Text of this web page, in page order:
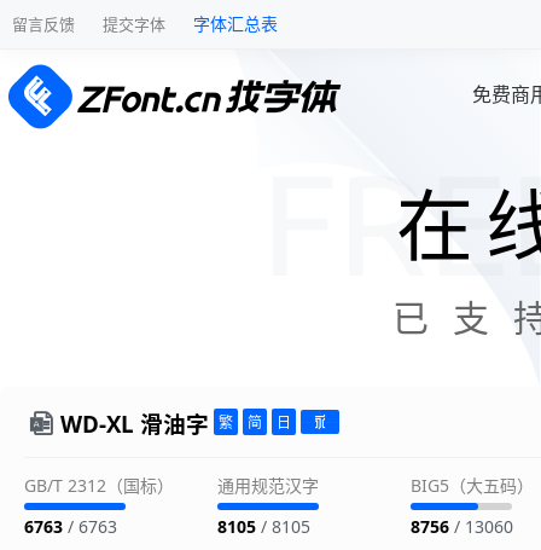
留言反馈 提交字体 字体汇总表
免费商
在
已支
WD-XL 滑油字
GB/T 2312（国标）
6763 / 6763
通用规范汉字
8105 / 8105
BIG5（大五码）
8756 / 13060